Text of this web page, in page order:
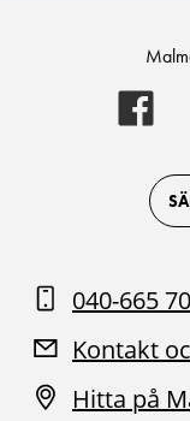
on
040-665
Kontakt
Hitta på